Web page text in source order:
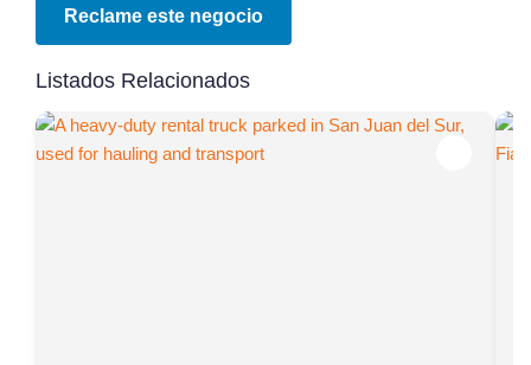
Reclame este negocio
Listados Relacionados